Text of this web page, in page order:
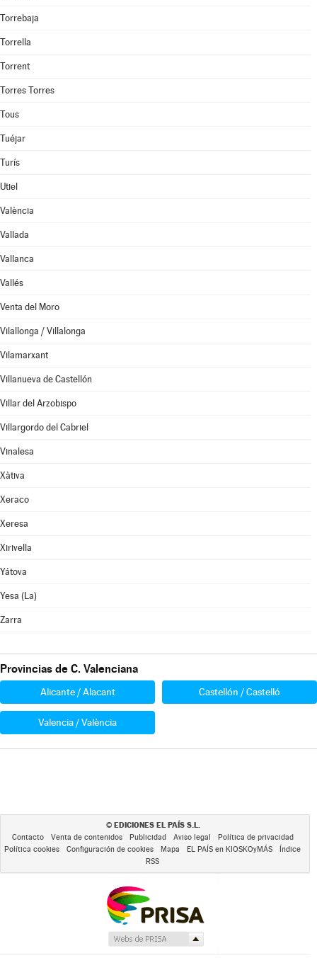
Torrebaja
Torrella
Torrent
Torres Torres
Tous
Tuéjar
Turís
Utiel
València
Vallada
Vallanca
Vallés
Venta del Moro
Vilallonga / Villalonga
Vilamarxant
Villanueva de Castellón
Villar del Arzobispo
Villargordo del Cabriel
Vinalesa
Xàtiva
Xeraco
Xeresa
Xirivella
Yátova
Yesa (La)
Zarra
Provincias de C. Valenciana
Alicante / Alacant Castellón / Castelló
Valencia / València
© EDICIONES EL PAÍS S.L.
Contacto Venta de contenidos Publicidad Aviso legal
Política de privacidad
Política cookies
Configuración de cookies Mapa EL PAÍS en KIOSKOyMÁS
Índice
RSS